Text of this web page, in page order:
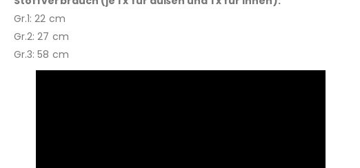
Gr.1: 22 cm
Gr.2: 27 cm
Gr.3: 58 cm